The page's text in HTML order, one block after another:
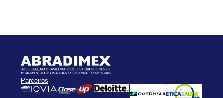
Parceiros